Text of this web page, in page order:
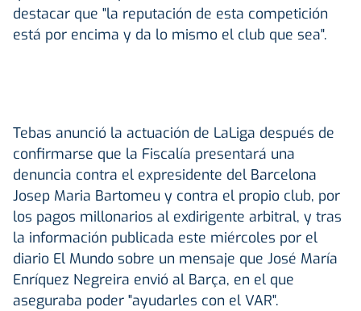
destacar que "la reputación de esta competición
está por encima y da lo mismo el club que sea".
Tebas anunció la actuación de LaLiga después de
confirmarse que la Fiscalía presentará una
denuncia contra el expresidente del Barcelona
Josep Maria Bartomeu y contra el propio club, por
los pagos millonarios al exdirigente arbitral, y tras
la información publicada este miércoles por el
diario El Mundo sobre un mensaje que José María
Enríquez Negreira envió al Barça, en el que
aseguraba poder "ayudarles con el VAR".